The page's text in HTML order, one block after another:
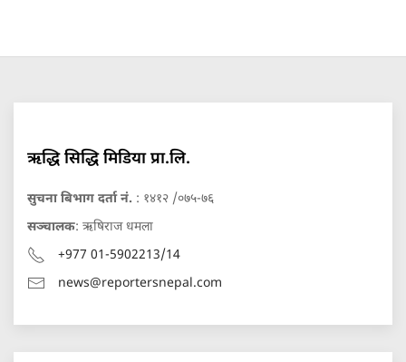
ऋद्धि सिद्धि मिडिया प्रा.लि.
सुचना बिभाग दर्ता नं. : १४१२ /०७५-७६
सञ्चालक: ऋषिराज धमला
+977 01-5902213/14
news@reportersnepal.com